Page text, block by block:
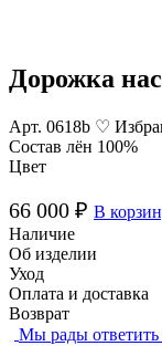
Дорожка
Арт. 0618b ♡
Состав лён 100%
Цвет
66 000 ₽ В
Наличие
Об изделии
Уход
Оплата и доставка
Возврат
Мы рады ответить